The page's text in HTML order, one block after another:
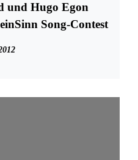
und Hugo Egon
Song-Contest